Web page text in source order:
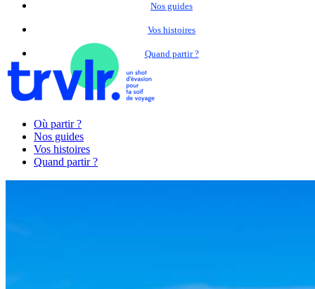
Nos guides
Vos histoires
Quand partir ?
Où partir ?
Nos guides
Vos histoires
Quand partir ?